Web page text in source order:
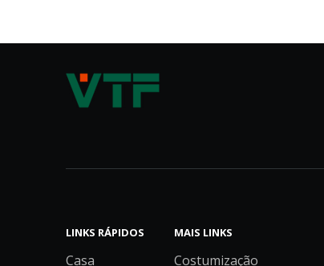
LINKS RÁPIDOS
Casa
MAIS LINKS
Costumização